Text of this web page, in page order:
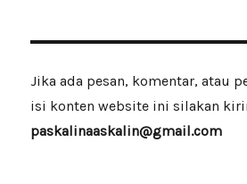
Jika ada pesan, komentar, atau
isi konten website ini silakan
paskalinaaskalin@gmail.com